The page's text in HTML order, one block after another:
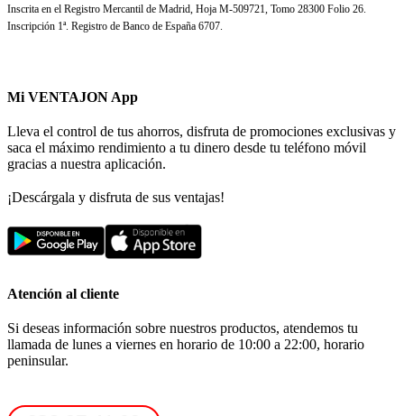
Inscrita en el Registro Mercantil de Madrid, Hoja M-509721, Tomo 28300 Folio 26.
Inscripción 1ª. Registro de Banco de España 6707.
Mi VENTAJON App
Lleva el control de tus ahorros, disfruta de promociones exclusivas y
saca el máximo rendimiento a tu dinero desde tu teléfono móvil
gracias a nuestra aplicación.
¡Descárgala y disfruta de sus ventajas!
Atención al cliente
Si deseas información sobre nuestros productos, atendemos tu
llamada de lunes a viernes en horario de 10:00 a 22:00, horario
peninsular.